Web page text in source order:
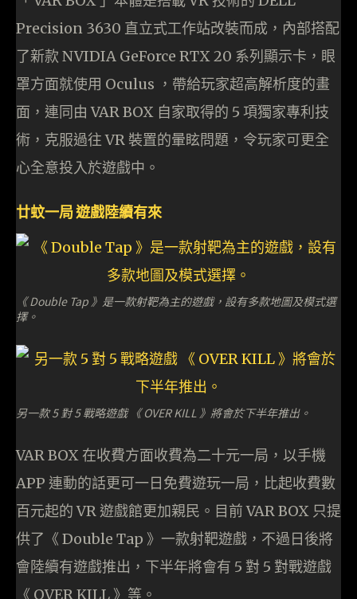
Precision 3630 直立式工作站改裝而成，內部搭配
了新款 NVIDIA GeForce RTX 20 系列顯示卡，眼
罩方面就使用 Oculus ，帶給玩家超高解析度的畫
面，連同由 VAR BOX 自家取得的 5 項獨家專利技
術，克服過往 VR 裝置的暈眩問題，令玩家可更全
心全意投入於遊戲中。
廿蚊一局 遊戲陸續有來
《 Double Tap 》是一款射靶為主的遊戲，設有多款地圖及模式選
擇。
另一款 5 對 5 戰略遊戲 《 OVER KILL 》將會於下半年推出。
VAR BOX 在收費方面收費為二十元一局，以手機
APP 連動的話更可一日免費遊玩一局，比起收費數
百元起的 VR 遊戲館更加親民。目前 VAR BOX 只提
供了《 Double Tap 》一款射靶遊戲，不過日後將
會陸續有遊戲推出，下半年將會有 5 對 5 對戰遊戲
《 OVER KILL 》等。